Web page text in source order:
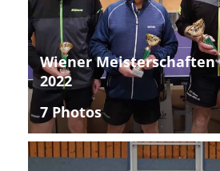
Wiener Meisterschaften
2022
7 Photos